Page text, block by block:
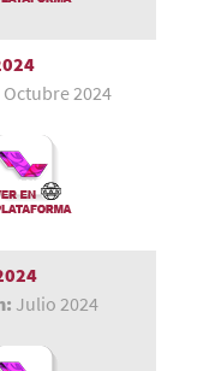
Octubre 2024
Julio 2024